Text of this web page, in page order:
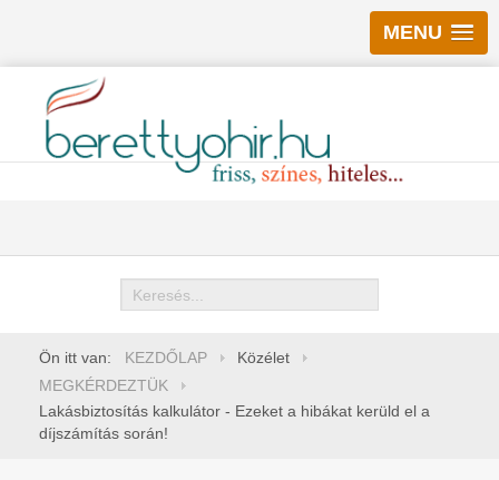
MENU
Keresés
Ön itt van: KEZDŐLAP
Közélet
MEGKÉRDEZTÜK
Lakásbiztosítás kalkulátor - Ezeket a hibákat kerüld el a
díjszámítás során!